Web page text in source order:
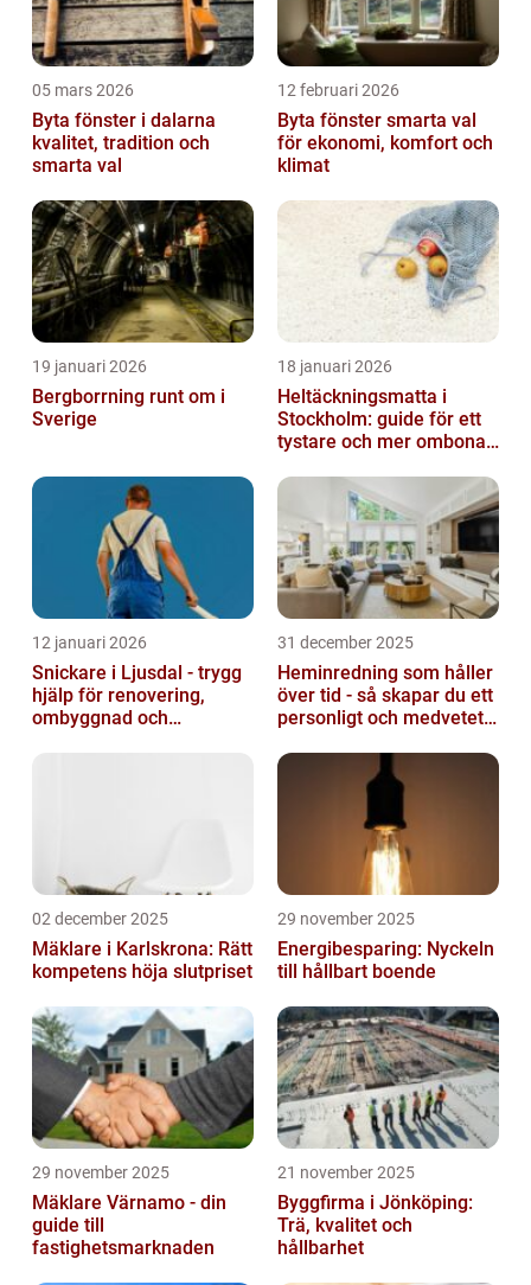
05 mars 2026
Byta fönster i dalarna
kvalitet, tradition och
smarta val
12 februari 2026
Byta fönster smarta val
för ekonomi, komfort och
klimat
19 januari 2026
Bergborrning runt om i
Sverige
18 januari 2026
Heltäckningsmatta i
Stockholm: guide för ett
tystare och mer ombonat
12 januari 2026
Snickare i Ljusdal - trygg
hjälp för renovering,
ombyggnad och
31 december 2025
Heminredning som håller
över tid - så skapar du ett
personligt och medvetet
02 december 2025
Mäklare i Karlskrona: Rätt
kompetens höja slutpriset
29 november 2025
Energibesparing: Nyckeln
till hållbart boende
29 november 2025
Mäklare Värnamo - din
guide till
fastighetsmarknaden
21 november 2025
Byggfirma i Jönköping:
Trä, kvalitet och
hållbarhet